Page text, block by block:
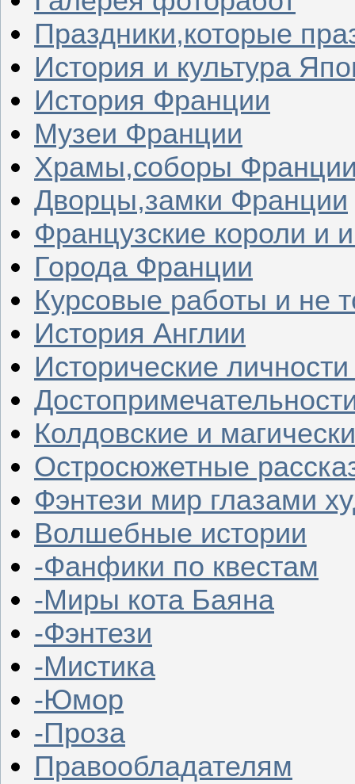
Праздники,которые
История и культура
История Франции
Музеи Франции
Храмы,соборы
Дворцы,замки Франции
Французские короли и
Города Франции
Курсовые работы и не
История Англии
Исторические
Колдовские и
Остросюжетные
Фэнтези мир глазами
Волшебные истории
-Фанфики по квестам
-Миры кота Баяна
-Фэнтези
-Мистика
-Юмор
-Проза
Правообладателям